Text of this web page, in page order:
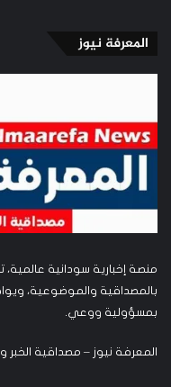
المعرفة نيوز
منصة إخبارية سودانية
بالمصداقية والموضوعية،
بمسؤولية ووعي.
المعرفة نيوز – مصداقية الخبر